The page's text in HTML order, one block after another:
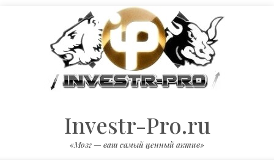
Investr-Pro.ru
«Мозг — ваш самый ценный актив»